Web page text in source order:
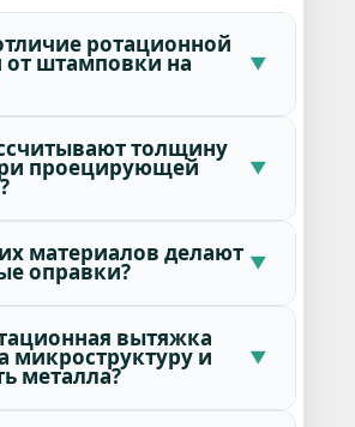
ротационной
штамповки на
толщину
проецирующей
материалов делают
оправки?
вытяжка
микроструктуру и
металла?